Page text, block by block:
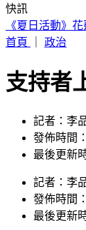
快訊
昔泰國男團偶
首頁
政治
支持者
記者：李
發佈時間
最後更新
記者 ： 李
發佈時間：
最後更新